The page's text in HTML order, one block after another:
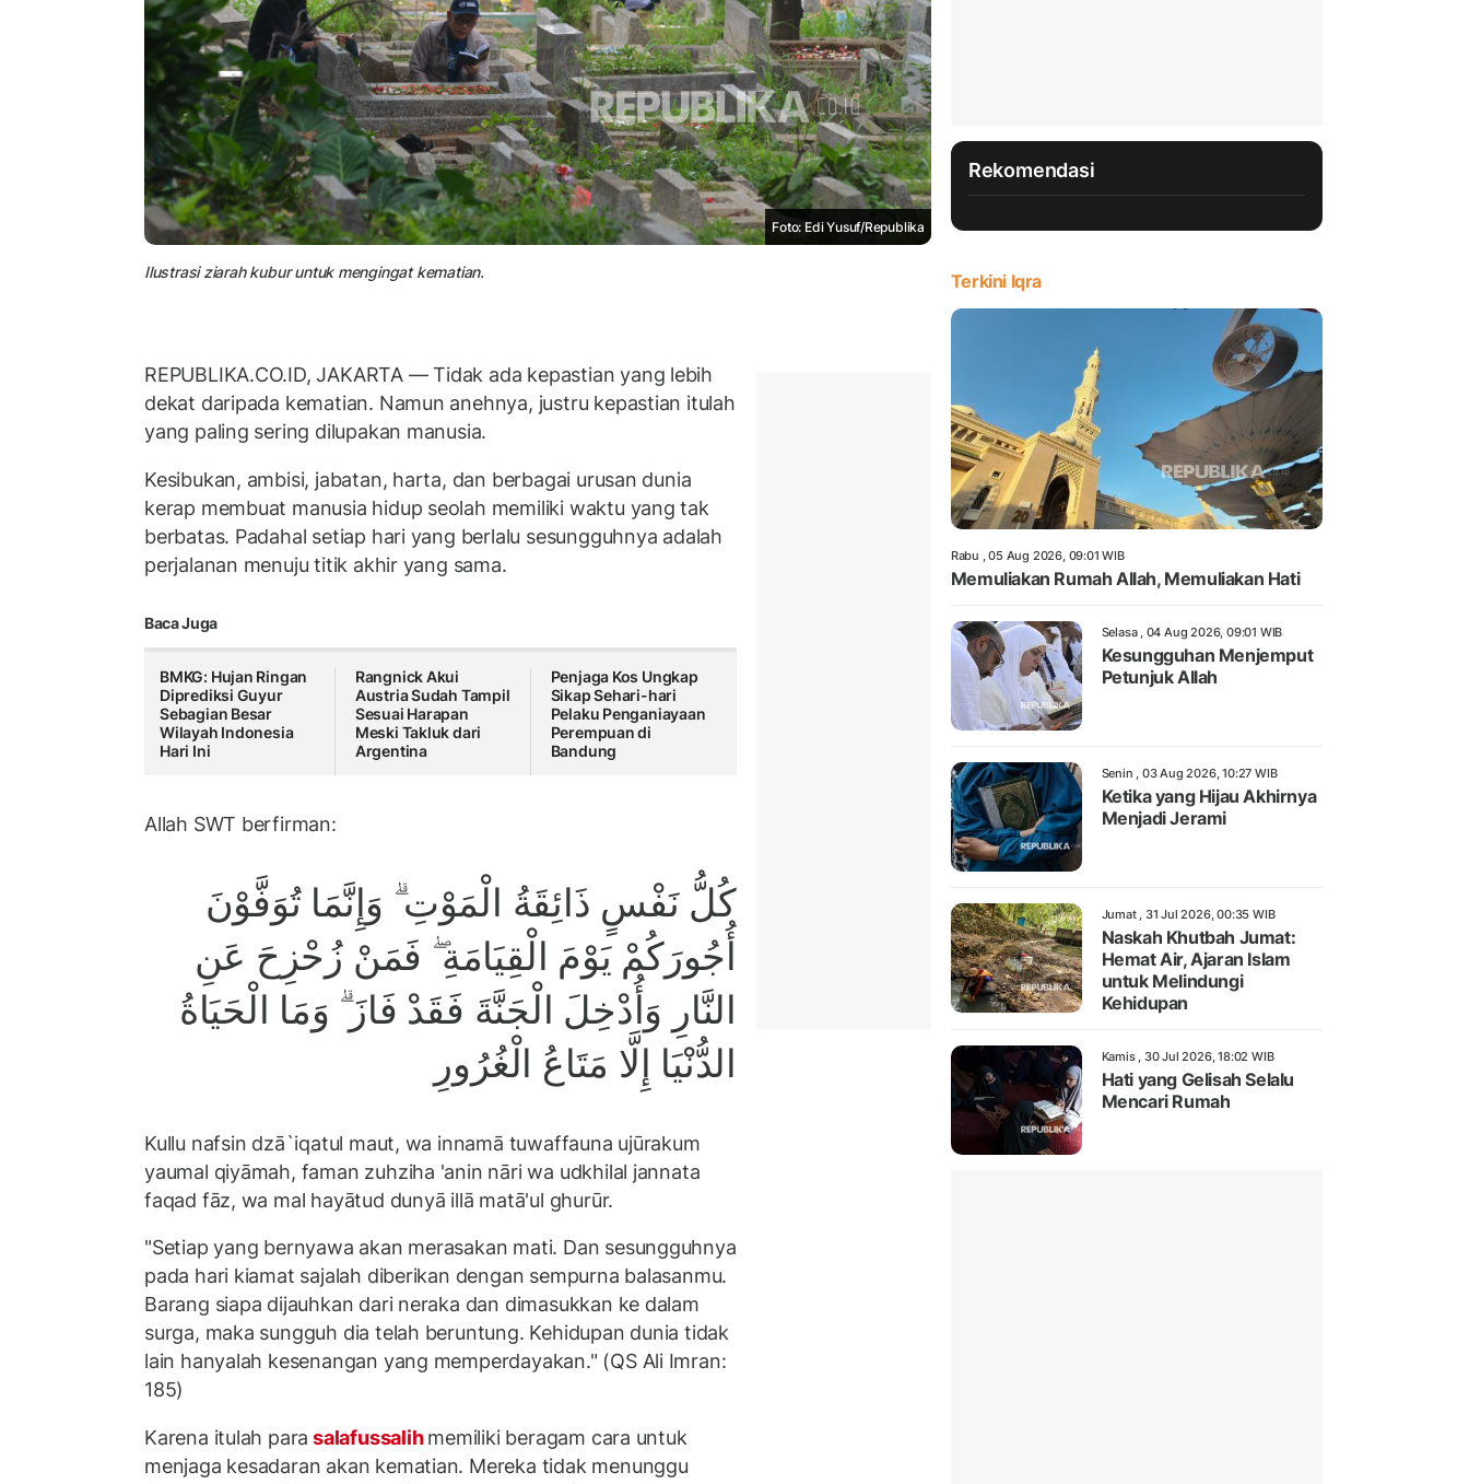
Foto: Edi Yusuf/Republika
Ilustrasi ziarah kubur untuk mengingat kematian.
REPUBLIKA.CO.ID, JAKARTA — Tidak ada kepastian yang lebih
dekat daripada kematian. Namun anehnya, justru kepastian itulah
yang paling sering dilupakan manusia.
Kesibukan, ambisi, jabatan, harta, dan berbagai urusan dunia
kerap membuat manusia hidup seolah memiliki waktu yang tak
berbatas. Padahal setiap hari yang berlalu sesungguhnya adalah
perjalanan menuju titik akhir yang sama.
Baca Juga
BMKG: Hujan Ringan
Diprediksi Guyur
Sebagian Besar
Wilayah Indonesia
Hari Ini
Rangnick Akui
Austria Sudah Tampil
Sesuai Harapan
Meski Takluk dari
Argentina
Penjaga Kos Ungkap
Sikap Sehari-hari
Pelaku Penganiayaan
Perempuan di
Bandung
Allah SWT berfirman:
كُلُّ نَفْسٍ ذَائِقَةُ الْمَوْتِ ۗ وَإِنَّمَا تُوَفَّوْنَ
أُجُورَكُمْ يَوْمَ الْقِيَامَةِ ۖ فَمَنْ زُحْزِحَ عَنِ
النَّارِ وَأُدْخِلَ الْجَنَّةَ فَقَدْ فَازَ ۗ وَمَا الْحَيَاةُ
الدُّنْيَا إِلَّا مَتَاعُ الْغُرُورِ
Kullu nafsin dzā`iqatul maut, wa innamā tuwaffauna ujūrakum
yaumal qiyāmah, faman zuhziha 'anin nāri wa udkhilal jannata
faqad fāz, wa mal hayātud dunyā illā matā'ul ghurūr.
"Setiap yang bernyawa akan merasakan mati. Dan sesungguhnya
pada hari kiamat sajalah diberikan dengan sempurna balasanmu.
Barang siapa dijauhkan dari neraka dan dimasukkan ke dalam
surga, maka sungguh dia telah beruntung. Kehidupan dunia tidak
lain hanyalah kesenangan yang memperdayakan." (QS Ali Imran:
185)
Karena itulah para salafussalihmemiliki beragam cara untuk
menjaga kesadaran akan kematian. Mereka tidak menunggu
Rekomendasi
Terkini Iqra
Rabu , 05 Aug 2026, 09:01 WIB
Memuliakan Rumah Allah, Memuliakan Hati
Selasa , 04 Aug 2026, 09:01 WIB
Kesungguhan Menjemput
Petunjuk Allah
Senin , 03 Aug 2026, 10:27 WIB
Ketika yang Hijau Akhirnya
Menjadi Jerami
Jumat , 31 Jul 2026, 00:35 WIB
Naskah Khutbah Jumat:
Hemat Air, Ajaran Islam
untuk Melindungi
Kehidupan
Kamis , 30 Jul 2026, 18:02 WIB
Hati yang Gelisah Selalu
Mencari Rumah